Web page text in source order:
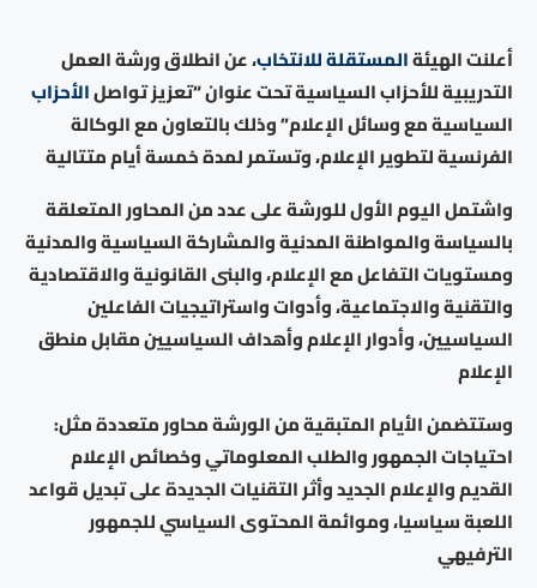
أعلنت الهيئةالمستقلة للانتخاب، عن انطلاق ورشة العمل
التدريبية للأحزاب السياسية تحت عنوان “تعزيز تواصلالأحزاب
السياسية مع وسائل الإعلام” وذلك بالتعاون مع الوكالة
الفرنسية لتطوير الإعلام، وتستمر لمدة خمسة أيام متتالية
واشتمل اليوم الأول للورشة على عدد من المحاور المتعلقة
بالسياسة والمواطنة المدنية والمشاركة السياسية والمدنية
ومستويات التفاعل مع الإعلام، والبنى القانونية والاقتصادية
والتقنية والاجتماعية، وأدوات واستراتيجيات الفاعلين
السياسيين، وأدوار الإعلام وأهداف السياسيين مقابل منطق
الإعلام
وستتضمن الأيام المتبقية من الورشة محاور متعددة مثل:
احتياجات الجمهور والطلب المعلوماتي وخصائص الإعلام
القديم والإعلام الجديد وأثر التقنيات الجديدة على تبديل قواعد
اللعبة سياسيا، وموائمة المحتوى السياسي للجمهور
الترفيهي